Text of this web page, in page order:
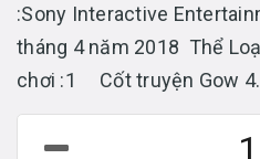
:Sony Interactive
tháng 4 năm 2018 Thể
chơi :1 Cốt truyện Gow